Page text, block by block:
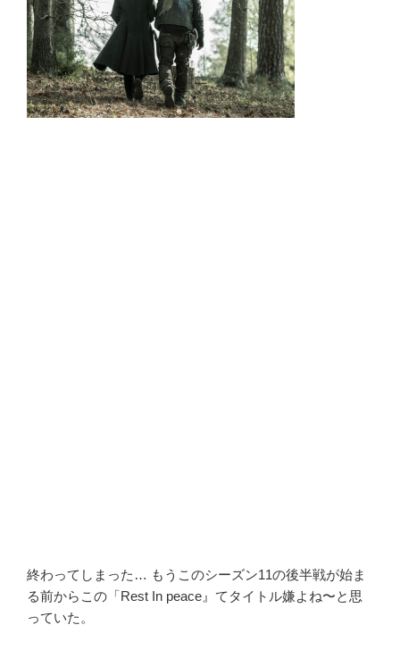
終わってしまった… もうこのシーズン11の後半戦が始ま
る前からこの「Rest In peace』てタイトル嫌よね〜と思
っていた。